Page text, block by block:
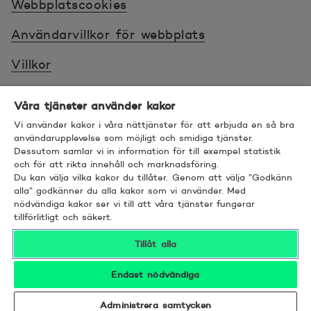
2025-09-19
2025-09-22 1.744
2025-09-23 1.748
2025-09-24 1.747
2025-09-25
2025-09-26 1.741
2025-09-29 1.746
Webbplatscookies
Användarvillkor för webbplats
Villkor
Tillgänglighet
Bra att veta
© 2026 POP Pankki, Hevosenkenkä 3, 02600
ESPOO
Öppnas i nytt fönster
Öppnas i nytt fönster
Facebook
Öppnas i nytt fönster
Instagram
Öppnas i nytt fönster
YouTube
Öppnas i nytt fönster
Våra tjänster använder kakor
Vi använder kakor i våra nättjänster för att erbjuda en så bra
användarupplevelse som möjligt och smidiga tjänster.
Dessutom samlar vi in information för till exempel statistik
och för att rikta innehåll och marknadsföring.
Du kan välja vilka kakor du tillåter. Genom att välja ”Godkänn
alla” godkänner du alla kakor som vi använder. Med
nödvändiga kakor ser vi till att våra tjänster fungerar
tillförlitligt och säkert.
Tillåt alla
Endast nödvändiga
Administrera samtycken